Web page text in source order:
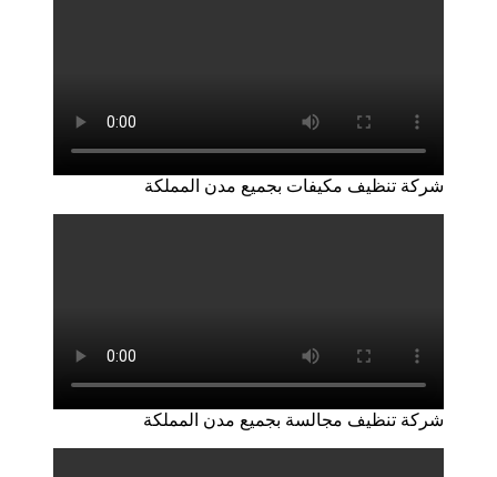
شركة تنظيف مكيفات بجميع مدن المملكة
شركة تنظيف مجالسة بجميع مدن المملكة